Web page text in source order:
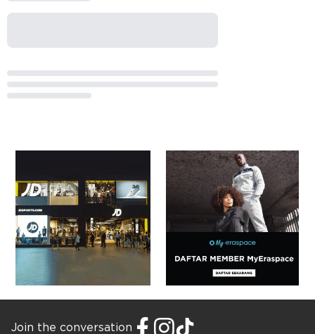
Join the conversation